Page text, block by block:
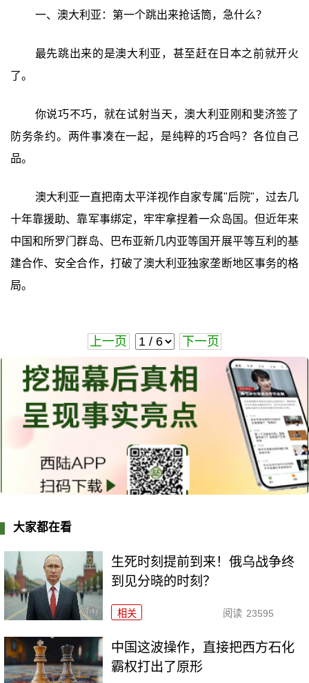
一、澳大利亚：第一个跳出来抢话筒，急什么？
最先跳出来的是澳大利亚，甚至赶在日本之前就开火
了。
你说巧不巧，就在试射当天，澳大利亚刚和斐济签了
防务条约。两件事凑在一起，是纯粹的巧合吗？各位自己
品。
澳大利亚一直把南太平洋视作自家专属"后院"，过去几
十年靠援助、靠军事绑定，牢牢拿捏着一众岛国。但近年来
中国和所罗门群岛、巴布亚新几内亚等国开展平等互利的基
建合作、安全合作，打破了澳大利亚独家垄断地区事务的格
局。
上一页 下一页
大家都在看
生死时刻提前到来！俄乌战争终
到见分晓的时刻？
相关 阅读 23595
中国这波操作，直接把西方石化
霸权打出了原形